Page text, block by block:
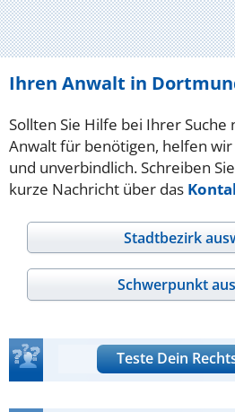
Ihren Anwalt in
Sollten Sie Hilfe bei Ihrer Suche
Anwalt für benötigen, helfen
und unverbindlich. Schreiben
kurze Nachricht über das
Stadtbezirk
Schwerpunkt
Teste Dein